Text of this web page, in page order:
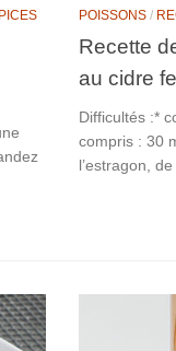
POISSONS /
Recette
au cidre
Difficultés :*
compris : 30
l’estragon,